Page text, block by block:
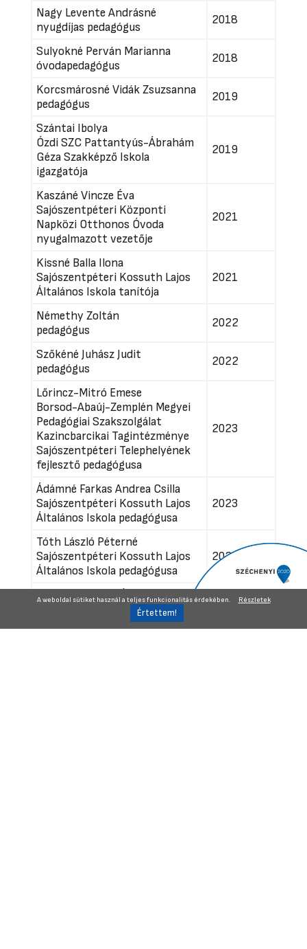
Nagy Levente Andrásné
nyugdíjas pedagógus
2018
Sulyokné Perván Marianna
óvodapedagógus
2018
Korcsmárosné Vidák Zsuzsanna
pedagógus
2019
Szántai Ibolya
Ózdi SZC Pattantyús-Ábrahám
Géza Szakképző Iskola
igazgatója
2019
Kaszáné Vincze Éva
Sajószentpéteri Központi
Napközi Otthonos Óvoda
nyugalmazott vezetője
2021
Kissné Balla Ilona
Sajószentpéteri Kossuth Lajos
Általános Iskola tanítója
2021
Némethy Zoltán
pedagógus
2022
Szőkéné Juhász Judit
pedagógus
2022
Lőrincz-Mitró Emese
Borsod-Abaúj-Zemplén Megyei
Pedagógiai Szakszolgálat
Kazincbarcikai Tagintézménye
Sajószentpéteri Telephelyének
fejlesztő pedagógusa
2023
Ádámné Farkas Andrea Csilla
Sajószentpéteri Kossuth Lajos
Általános Iskola pedagógusa
2023
Tóth László Péterné
Sajószentpéteri Kossuth Lajos
Általános Iskola pedagógusa
2024
Juhászné Farkas Ágnes
Sajószentpéteri Központi
Napközi Otthonos Óvoda
A weboldal sütiket használ a teljes funkcionalitás érdekében. Részletek